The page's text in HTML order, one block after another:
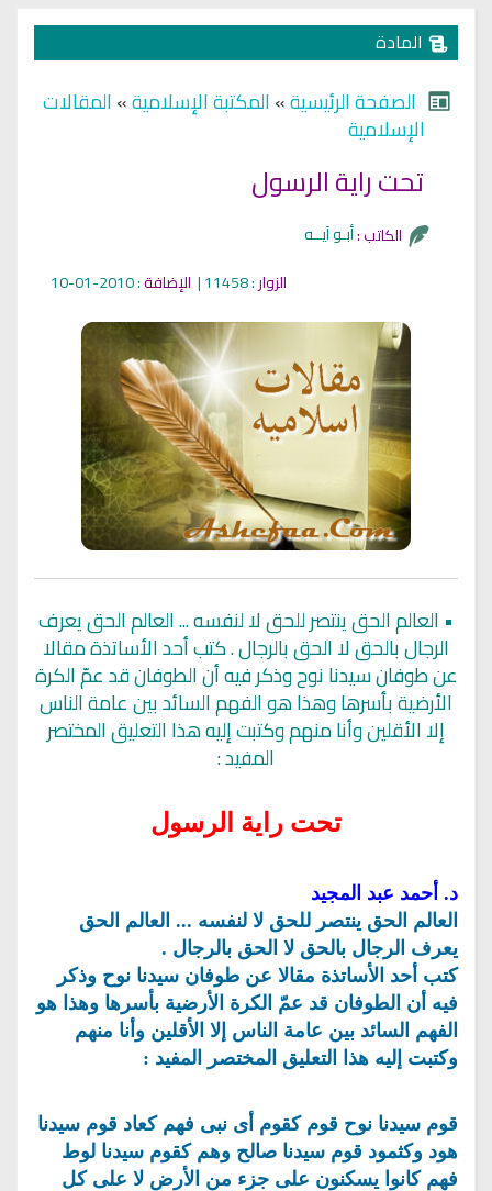
المادة
الصفحة الرئيسية»المكتبة الإسلامية»المقالات
الإسلامية
الكاتب :
الزوار: 11458 | الإضافة: 2010-01-10
• العالم الحق ينتصر للحق لا لنفسه ... العالم الحق يعرف
الرجال بالحق لا الحق بالرجال . كتب أحد الأساتذة مقالا
عن طوفان سيدنا نوح وذكر فيه أن الطوفان قد عمّ الكرة
الأرضية بأسرها وهذا هو الفهم السائد بين عامة الناس
إلا الأقلين وأنا منهم وكتبت إليه هذا التعليق المختصر
المفيد :
تحت راية الرسول
د. أحمد عبد المجيد
العالم الحق ينتصر للحق لا لنفسه ... العالم الحق
يعرف الرجال بالحق لا الحق بالرجال .
كتب أحد الأساتذة مقالا عن طوفان سيدنا نوح وذكر
فيه أن الطوفان قد عمّ الكرة الأرضية بأسرها وهذا هو
الفهم السائد بين عامة الناس إلا الأقلين وأنا منهم
وكتبت إليه هذا التعليق المختصر المفيد :
قوم سيدنا نوح قوم كقوم أى نبى فهم كعاد قوم سيدنا
هود وكثمود قوم سيدنا صالح وهم كقوم سيدنا لوط
فهم كانوا يسكنون على جزء من الأرض لا على كل